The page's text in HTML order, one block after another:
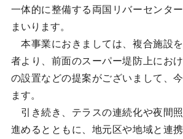
一体的に整備する両国リバーセンタ
まいります。
本事業におきましては、複合施設
者より、前面のスーパー堤防上にお
の設置などの提案がございまして、
ます。
引き続き、テラスの連続化や夜間
進めるとともに、地元区や地域と連